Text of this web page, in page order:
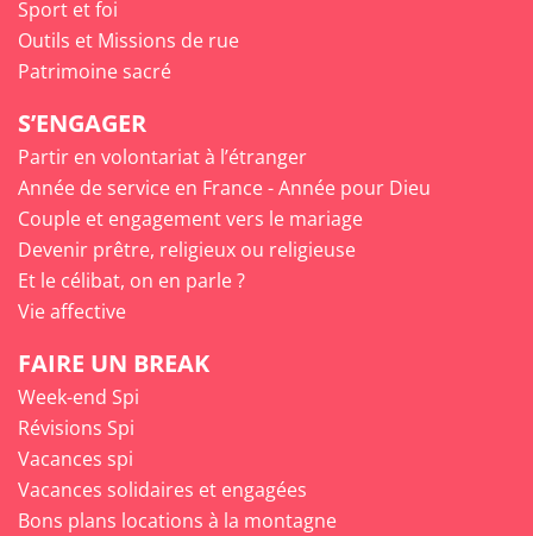
Sport et foi
Outils et Missions de rue
Patrimoine sacré
S’ENGAGER
Partir en volontariat à l’étranger
Année de service en France - Année pour Dieu
Couple et engagement vers le mariage
Devenir prêtre, religieux ou religieuse
Et le célibat, on en parle ?
Vie affective
FAIRE UN BREAK
Week-end Spi
Révisions Spi
Vacances spi
Vacances solidaires et engagées
Bons plans locations à la montagne